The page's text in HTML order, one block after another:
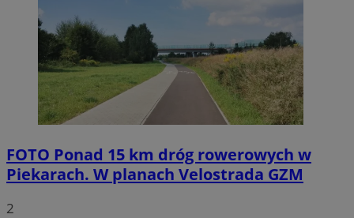
FOTO Ponad 15 km dróg rowerowych w
Piekarach. W planach Velostrada GZM
2